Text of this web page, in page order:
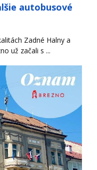
autobusové
Zadné Halny a
už začali s ...